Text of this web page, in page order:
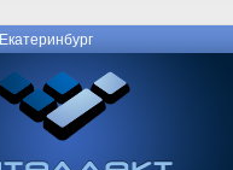
Екатеринбург